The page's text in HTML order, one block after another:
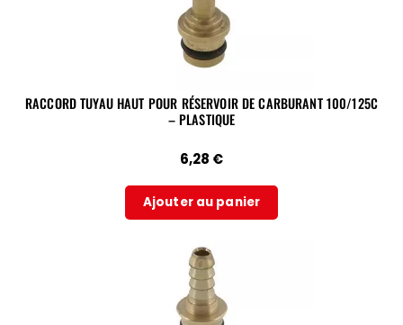
RACCORD TUYAU HAUT POUR RÉSERVOIR DE CARBURANT 100/125C
– PLASTIQUE
6,28 €
Ajouter au panier